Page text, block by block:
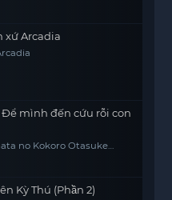
xứ Arcadia
Để mình đến cứu rỗi con
no Kokoro Otasuke
Kỳ Thú (Phần 2)